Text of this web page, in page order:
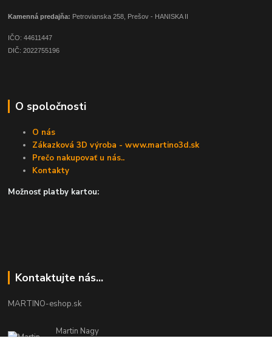
Kamenná predajňa: Petrovianska 258, Prešov - HANISKA II
IČO: 44611447
DIČ: 2022755196
O spoločnosti
O nás
Zákazková 3D výroba - www.martino3d.sk
Prečo nakupovať u nás..
Kontakty
Možnosť platby kartou:
Kontaktujte nás...
MARTINO-eshop.sk
Martin Nagy